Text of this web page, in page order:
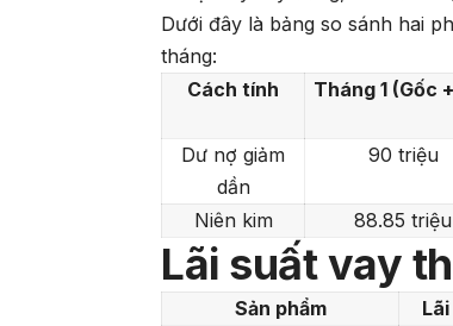
Dưới đây là bảng so sánh hai
tháng:
Cách tính
Tháng 1 (Gốc
Dư nợ giảm
dần
90 triệu
Niên kim 88.85 triệu
Lãi suất vay
Sản phẩm